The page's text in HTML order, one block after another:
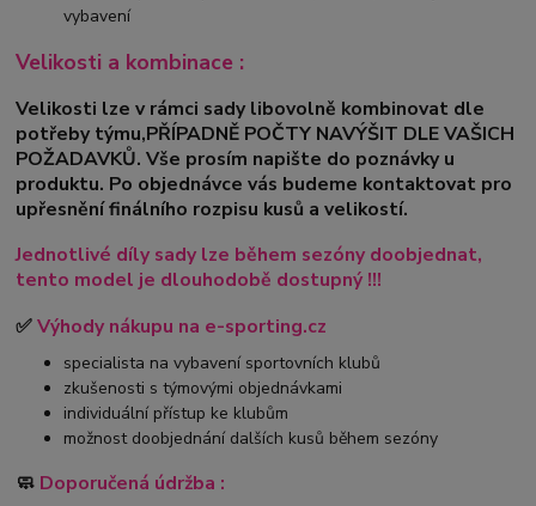
vybavení
Velikosti a kombinace :
Velikosti lze v rámci sady libovolně kombinovat dle
potřeby týmu,PŘÍPADNĚ POČTY NAVÝŠIT DLE VAŠICH
POŽADAVKŮ. Vše prosím napište do poznávky u
produktu. Po objednávce vás budeme kontaktovat pro
upřesnění finálního rozpisu kusů a velikostí.
Jednotlivé díly sady lze během sezóny doobjednat,
tento model je dlouhodobě dostupný !!!
✅Výhody nákupu na e-sporting.cz
specialista na vybavení sportovních klubů
zkušenosti s týmovými objednávkami
individuální přístup ke klubům
možnost doobjednání dalších kusů během sezóny
🧼 Doporučená údržba :